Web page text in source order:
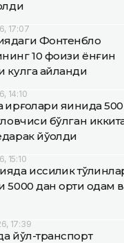
17:07
Фонтенбло
10 фоизи ёнғин
кулга айланди
14:10
яқинида
бўлган
йўқолди
15:10
иссиқлик
5000 дан ортиқ одам
17:39
йўл-транспорт